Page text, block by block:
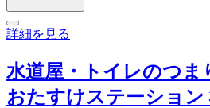
詳細を見る
水道屋・トイレのつま
おたすけステーション